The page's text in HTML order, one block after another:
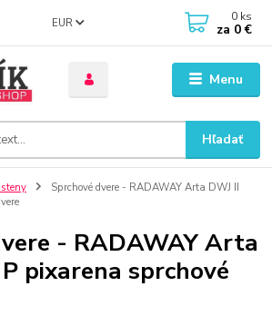
Menu
EUR
Hľadať
0 ks
za 0 €
steny
Sprchové dvere - RADAWAY Arta DWJ II
- RADAWAY Arta
pixarena sprchové